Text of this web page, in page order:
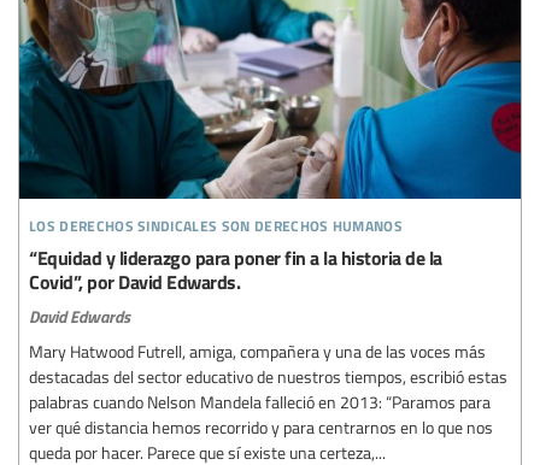
los derechos sindicales son derechos humanos
“Equidad y liderazgo para poner fin a la historia de la
Covid”, por David Edwards.
David Edwards
Mary Hatwood Futrell, amiga, compañera y una de las voces más
destacadas del sector educativo de nuestros tiempos, escribió estas
palabras cuando Nelson Mandela falleció en 2013: “Paramos para
ver qué distancia hemos recorrido y para centrarnos en lo que nos
queda por hacer. Parece que sí existe una certeza,...